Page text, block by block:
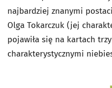
najbardziej znanymi
Olga Tokarczuk (jej
pojawiła się na kartach
charakterystycznymi